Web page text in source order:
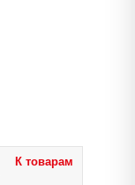
К товарам